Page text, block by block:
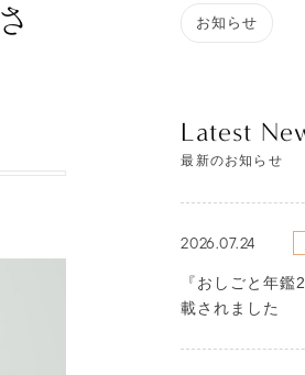
お知らせ
Latest
最新のお知らせ
2026.07.24
『おしごと年
載されました